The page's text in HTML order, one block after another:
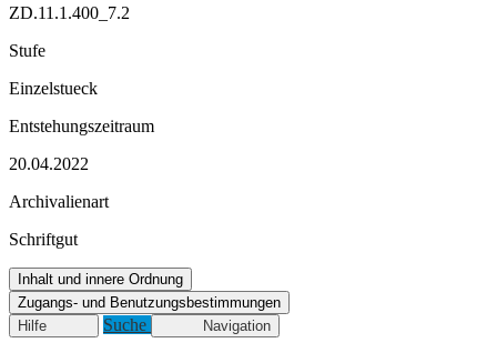
ZD.11.1.400_7.2
Stufe
Einzelstueck
Entstehungszeitraum
20.04.2022
Archivalienart
Schriftgut
Inhalt und innere Ordnung
Zugangs- und Benutzungsbestimmungen
Hilfe
Suche Navigation